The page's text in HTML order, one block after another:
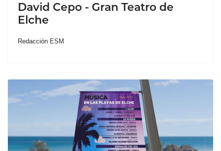
David Cepo - Gran Teatro de
Elche
Redacción ESM